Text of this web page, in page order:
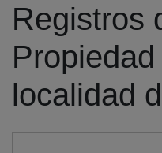
Registros
localidad